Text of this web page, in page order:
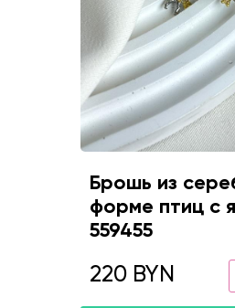
Брошь из
форме птиц с
559455
220 BYN